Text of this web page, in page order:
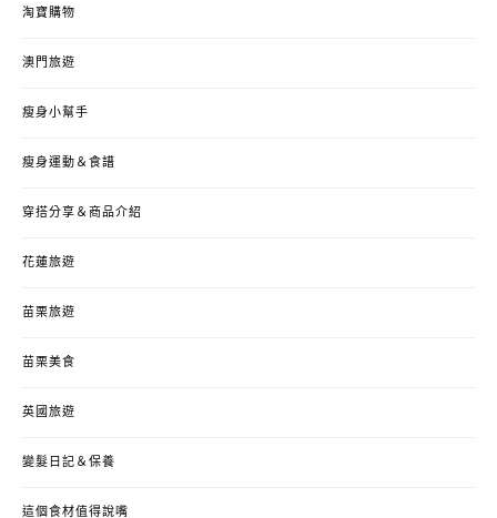
淘寶購物
澳門旅遊
瘦身小幫手
瘦身運動＆食譜
穿搭分享＆商品介紹
花蓮旅遊
苗栗旅遊
苗栗美食
英國旅遊
變髮日記＆保養
這個食材值得說嘴